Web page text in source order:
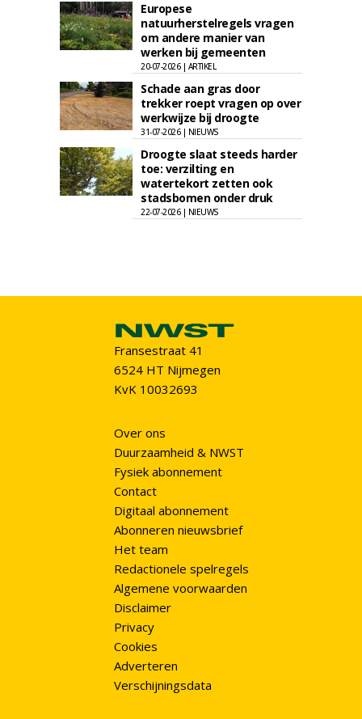
Europese
natuurherstelregels vragen
om andere manier van
werken bij gemeenten
20-07-2026 | ARTIKEL
Schade aan gras door
trekker roept vragen op over
werkwijze bij droogte
31-07-2026 | NIEUWS
Droogte slaat steeds harder
toe: verzilting en
watertekort zetten ook
stadsbomen onder druk
22-07-2026 | NIEUWS
Fransestraat 41
6524 HT Nijmegen
KvK 10032693
Over ons
Duurzaamheid & NWST
Fysiek abonnement
Contact
Digitaal abonnement
Abonneren nieuwsbrief
Het team
Redactionele spelregels
Algemene voorwaarden
Disclaimer
Privacy
Cookies
Adverteren
Verschijningsdata